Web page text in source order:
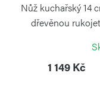
Nůž kuchařský 14
dřevěnou
1 149 Kč